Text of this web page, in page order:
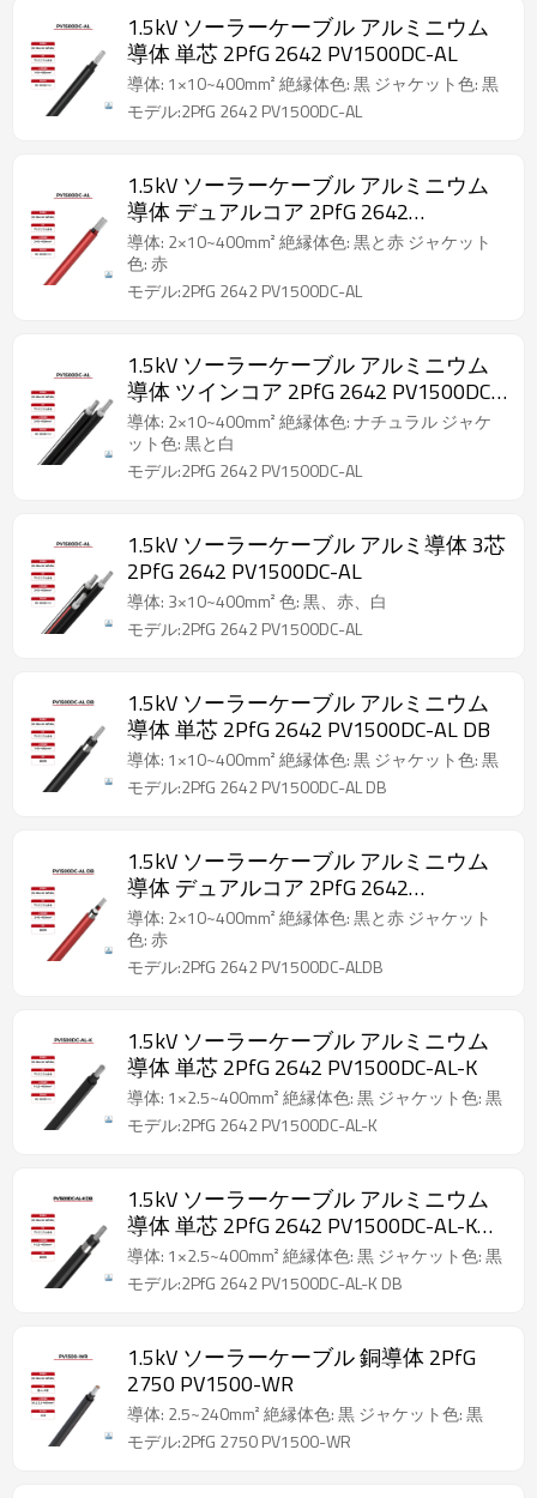
1.5kV ソーラーケーブル アルミニウム
導体 単芯 2PfG 2642 PV1500DC-AL
導体: 1×10~400mm² 絶縁体色: 黒 ジャケット色: 黒
モデル:2PfG 2642 PV1500DC-AL
1.5kV ソーラーケーブル アルミニウム
導体 デュアルコア 2PfG 2642
PV1500DC-AL
導体: 2×10~400mm² 絶縁体色: 黒と赤 ジャケット
色: 赤
モデル:2PfG 2642 PV1500DC-AL
1.5kV ソーラーケーブル アルミニウム
導体 ツインコア 2PfG 2642 PV1500DC-
AL
導体: 2×10~400mm² 絶縁体色: ナチュラル ジャケ
ット色: 黒と白
モデル:2PfG 2642 PV1500DC-AL
1.5kV ソーラーケーブル アルミ導体 3芯
2PfG 2642 PV1500DC-AL
導体: 3×10~400mm² 色: 黒、赤、白
モデル:2PfG 2642 PV1500DC-AL
1.5kV ソーラーケーブル アルミニウム
導体 単芯 2PfG 2642 PV1500DC-AL DB
導体: 1×10~400mm² 絶縁体色: 黒 ジャケット色: 黒
モデル:2PfG 2642 PV1500DC-AL DB
1.5kV ソーラーケーブル アルミニウム
導体 デュアルコア 2PfG 2642
PV1500DC-AL DB
導体: 2×10~400mm² 絶縁体色: 黒と赤 ジャケット
色: 赤
モデル:2PfG 2642 PV1500DC-ALDB
1.5kV ソーラーケーブル アルミニウム
導体 単芯 2PfG 2642 PV1500DC-AL-K
導体: 1×2.5~400mm² 絶縁体色: 黒 ジャケット色: 黒
モデル:2PfG 2642 PV1500DC-AL-K
1.5kV ソーラーケーブル アルミニウム
導体 単芯 2PfG 2642 PV1500DC-AL-K
DB
導体: 1×2.5~400mm² 絶縁体色: 黒 ジャケット色: 黒
モデル:2PfG 2642 PV1500DC-AL-K DB
1.5kV ソーラーケーブル 銅導体 2PfG
2750 PV1500-WR
導体: 2.5~240mm² 絶縁体色: 黒 ジャケット色: 黒
モデル:2PfG 2750 PV1500-WR